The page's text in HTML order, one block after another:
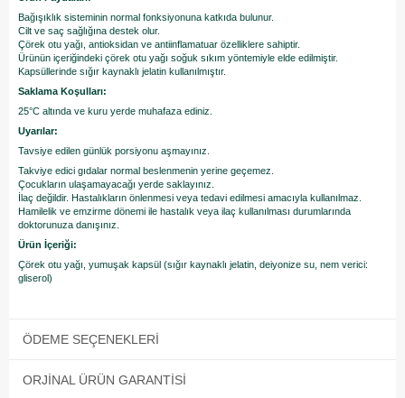
Bağışıklık sisteminin normal fonksiyonuna katkıda bulunur.
Cilt ve saç sağlığına destek olur.
Çörek otu yağı, antioksidan ve antiinflamatuar özelliklere sahiptir.
Ürünün içeriğindeki çörek otu yağı soğuk sıkım yöntemiyle elde edilmiştir.
Kapsüllerinde sığır kaynaklı jelatin kullanılmıştır.
Saklama Koşulları:
25°C altında ve kuru yerde muhafaza ediniz.
Uyarılar:
Tavsiye edilen günlük porsiyonu aşmayınız.
Takviye edici gıdalar normal beslenmenin yerine geçemez.
Çocukların ulaşamayacağı yerde saklayınız.
İlaç değildir. Hastalıkların önlenmesi veya tedavi edilmesi amacıyla kullanılmaz.
Hamilelik ve emzirme dönemi ile hastalık veya ilaç kullanılması durumlarında
doktorunuza danışınız.
Ürün İçeriği:
Çörek otu yağı, yumuşak kapsül (sığır kaynaklı jelatin, deiyonize su, nem verici:
gliserol)
ÖDEME SEÇENEKLERI
ORJINAL ÜRÜN GARANTISI